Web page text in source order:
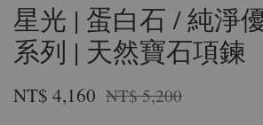
星光 | 蛋白石 / 純淨
系列 | 天然寶石項鍊
NT$ 4,160 NT$ 5,200